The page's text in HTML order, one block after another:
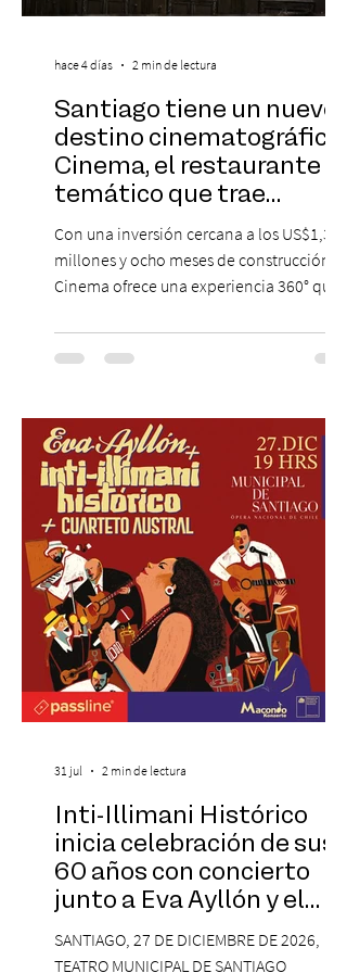
Santiago tiene un nuevo
destino cinematográfico:
Cinema, el restaurante
temático que trae
Hollywood a Chile
Con una inversión cercana a los US$1,3
millones y ocho meses de construcción,
Cinema ofrece una experiencia 360° que
cinematográfica y actores en vivo,
recreando algunos de los universos más
una nueva atracción a su oferta
gastronómica y turística con la apertura de
Cinema, un restaurante temático
inspirado en el concepto de un museo de
Hollywood, que promete transportar a sus
visitantes a distintos
hace 4 días 2 min de lectura
Inti-Illimani Histórico
inicia celebración de sus
60 años con concierto
junto a Eva Ayllón y el
Cuarteto Austral en el
Teatro Municipal de
SANTIAGO, 27 DE DICIEMBRE DE 2026,
TEATRO MUNICIPAL DE SANTIAGO
31 jul 2 min de lectura